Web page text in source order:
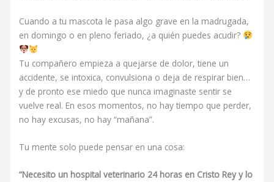
Cuando a tu mascota le pasa algo grave en la madrugada,
en domingo o en pleno feriado, ¿a quién puedes acudir?
Tu compañero empieza a quejarse de dolor, tiene un
accidente, se intoxica, convulsiona o deja de respirar bien…
y de pronto ese miedo que nunca imaginaste sentir se
vuelve real. En esos momentos, no hay tiempo que perder,
no hay excusas, no hay “mañana”.
Tu mente solo puede pensar en una cosa:
“Necesito un hospital veterinario 24 horas en Cristo Rey y lo